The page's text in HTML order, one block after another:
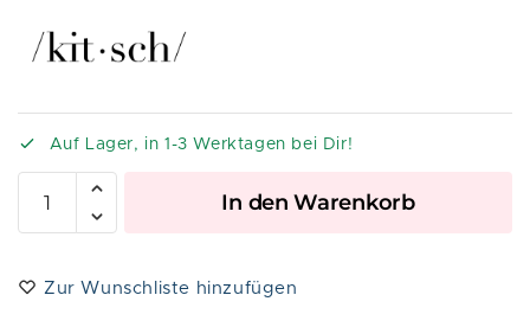
Auf Lager, in 1-3 Werktagen bei Dir!
In den Warenkorb
Zur Wunschliste hinzufügen